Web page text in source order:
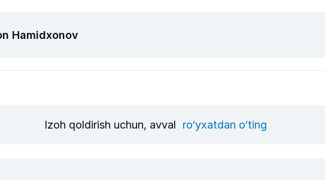
Hamidxonov
Izoh qoldirish uchun, avval ro‘yxatdan o‘ting